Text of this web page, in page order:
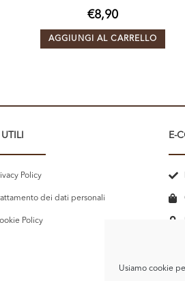
Usiamo cookie
€8,90
AGGIUNGI AL CARRELLO
Policy
dei dati personali
Policy
E-